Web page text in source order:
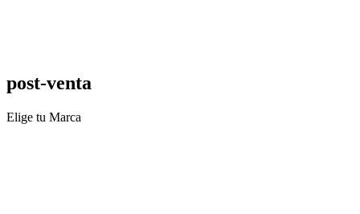
post-venta
Elige tu Marca